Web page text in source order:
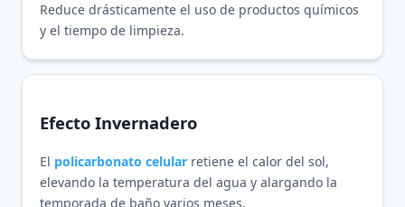
Reduce drásticamente el uso de productos químicos
y el tiempo de limpieza.
Efecto Invernadero
El policarbonato celular retiene el calor del sol,
elevando la temperatura del agua y alargando la
temporada de baño varios meses.